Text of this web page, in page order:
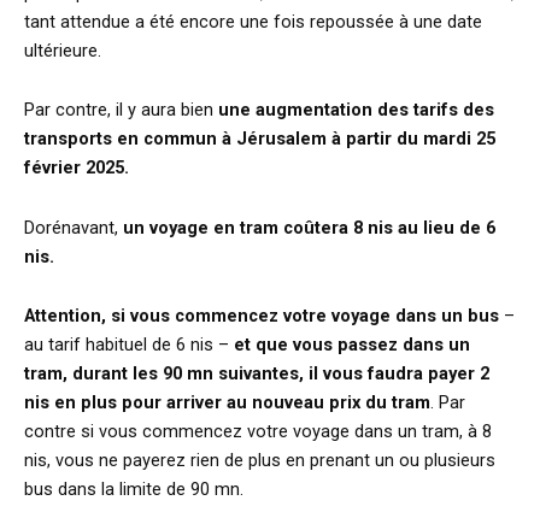
tant attendue a été encore une fois repoussée à une date
ultérieure.
Par contre, il y aura bien une augmentation des tarifs des
transports en commun à Jérusalem à partir du mardi 25
février 2025.
Dorénavant, un voyage en tram coûtera 8 nis au lieu de 6
nis.
Attention, si vous commencez votre voyage dans un bus –
au tarif habituel de 6 nis – et que vous passez dans un
tram, durant les 90 mn suivantes, il vous faudra payer 2
nis en plus pour arriver au nouveau prix du tram. Par
contre si vous commencez votre voyage dans un tram, à 8
nis, vous ne payerez rien de plus en prenant un ou plusieurs
bus dans la limite de 90 mn.